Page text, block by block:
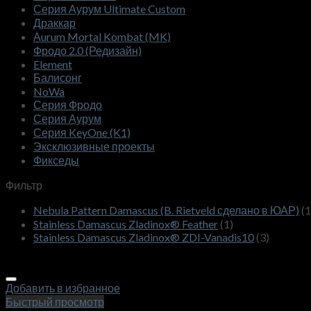
Серия Аурум Ultimate Custom
Драккар
Аurum Mortal Kombat (MK)
Фродо 2.0 (Редизайн)
Element
Балисонг
NoWa
Серия Фродо
Серия Аурум
Серия KeyOne (K1)
Эксклюзивные проекты
Фикседы
Фильтр
Nebula Pattern Damascus (B. Rietveld сделано в ЮАР)
Stainless Damascus Zladinox® Feather(1)
Stainless Damascus Zladinox® ZDI-Vanadis10(3)
Добавить в избранное
Быстрый просмотр